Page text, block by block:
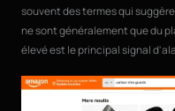
souvent des termes qui
ne sont généralement que du
élevé est le principal signal